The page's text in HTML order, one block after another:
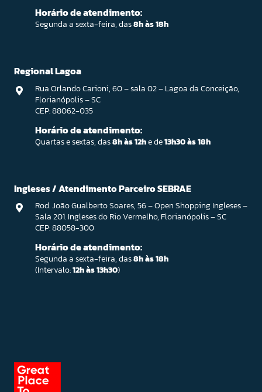
Horário de atendimento:
Segunda a sexta-feira, das8h às 18h
Regional Lagoa
Rua Orlando Carioni, 60 – sala 02 – Lagoa da Conceição,
Florianópolis – SC
CEP: 88062-035
Horário de atendimento:
Quartas e sextas, das8h às 12he de13h30 às 18h
Ingleses / Atendimento Parceiro SEBRAE
Rod. João Gualberto Soares, 56 – Open Shopping Ingleses –
Sala 201. Ingleses do Rio Vermelho, Florianópolis – SC
CEP: 88058-300
Horário de atendimento:
Segunda a sexta-feira, das8h às 18h
(Intervalo:12h às 13h30)